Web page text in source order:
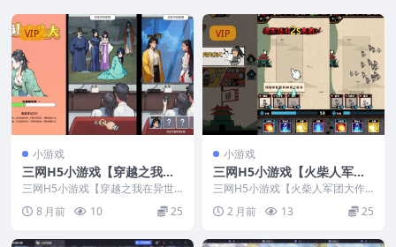
VIP
小游戏
三网H5小游戏【穿越之我在
异世当女帝】最新整理Linux
手工服务端+安卓
三网H5小游戏【穿越之我在异世
当女帝】最新整理Linux手工服务
端+安卓
8 月前 10 25
VIP
小游戏
三网H5小游戏【火柴人军团
大作战】最新整理Linux手工
服务端+安卓
三网H5小游戏【火柴人军团大作
战】最新整理Linux手工服务端+安
卓 2 月前 13 25